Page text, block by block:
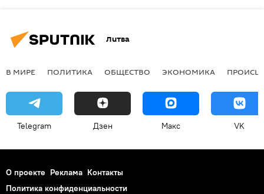
Литва
В МИРЕ ПОЛИТИКА ОБЩЕСТВО ЭКОНОМИКА
Telegram Дзен Макс VK
О проекте Реклама Контакты
Политика конфиденциальности